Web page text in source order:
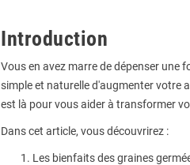
Introduction
Vous en avez marre de dépenser une
simple et naturelle d'augmenter votre
est là pour vous aider à transformer
Dans cet article, vous découvrirez :
Les bienfaits des graines